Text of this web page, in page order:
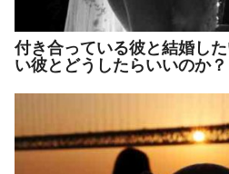
付き合っている彼と結婚し
い彼とどうしたらいいのか？